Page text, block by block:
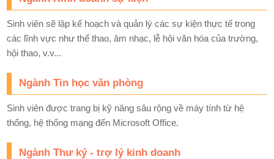
Sinh viên sẽ lập kế hoạch và quản lý các sự kiện thực tế trong
các lĩnh vực như thể thao, âm nhạc, lễ hội văn hóa của trường,
hội thao, v.v...
Ngành Tin học văn phòng
Sinh viên được trang bị kỹ năng sâu rộng về máy tính từ hệ
thống, hệ thống mạng đến Microsoft Office.
Ngành Thư ký - trợ lý kinh doanh